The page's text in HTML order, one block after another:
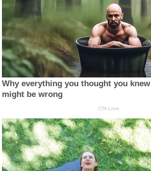
Why everything you thought you
might be wrong
CTA Love